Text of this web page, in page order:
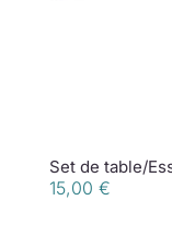
Set de table/
15,00 €